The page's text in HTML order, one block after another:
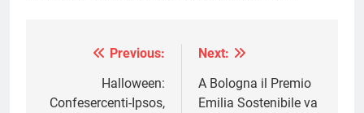
Navigazione
articoli
Previous:
Halloween:
Confesercenti-Ipsos,
Next:
A Bologna il Premio
Emilia Sostenibile va